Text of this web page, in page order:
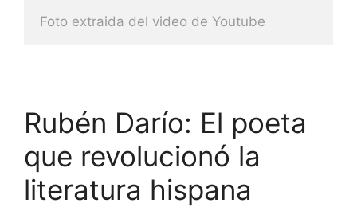
Foto extraida del video de Youtube
Rubén Darío: El poeta
que revolucionó la
literatura hispana